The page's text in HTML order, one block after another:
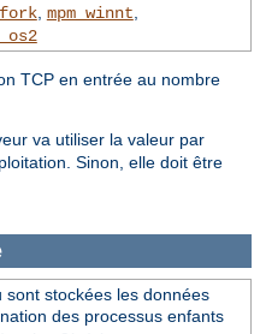
, mpm_winnt
TCP en entrée au nombre
va utiliser la valeur par
Sinon, elle doit être
sont stockées les données
des processus enfants